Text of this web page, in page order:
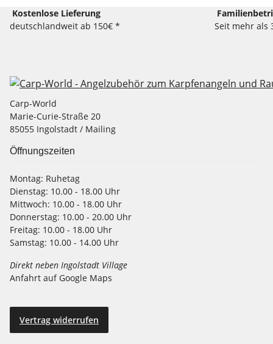
Kostenlose Lieferung
deutschlandweit ab 150€ *
Seit mehr als
Carp-World
Marie-Curie-Straße 20
85055 Ingolstadt / Mailing
Öffnungszeiten
Montag: Ruhetag
Dienstag: 10.00 - 18.00 Uhr
Mittwoch: 10.00 - 18.00 Uhr
Donnerstag: 10.00 - 20.00 Uhr
Freitag: 10.00 - 18.00 Uhr
Samstag: 10.00 - 14.00 Uhr
Direkt neben Ingolstadt Village
Anfahrt auf Google Maps
Vertrag widerrufen